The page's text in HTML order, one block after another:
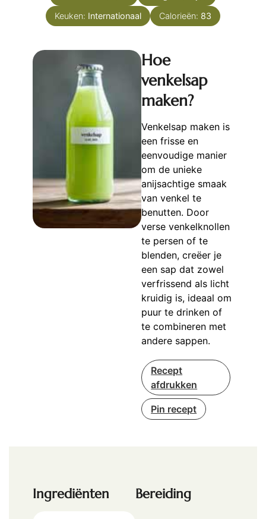
Keuken: Internationaal Calorieën: 83
Hoe
venkelsap
maken?
Venkelsap maken is
een frisse en
eenvoudige manier
om de unieke
anijsachtige smaak
van venkel te
benutten. Door
verse venkelknollen
te persen of te
blenden, creëer je
een sap dat zowel
verfrissend als licht
kruidig is, ideaal om
puur te drinken of
te combineren met
andere sappen.
Recept
afdrukken
Pin recept
Ingrediënten Bereiding